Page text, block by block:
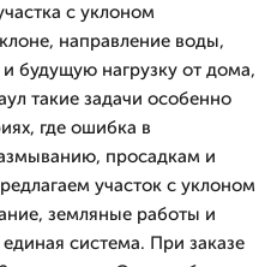
с уклоном
направление воды,
будущую нагрузку от дома,
такие задачи особенно
где ошибка в
просадкам и
участок с уклоном
земляные работы и
система. При заказе